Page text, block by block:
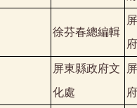
徐芬春總編輯
府
屏東縣政府文
化處
府